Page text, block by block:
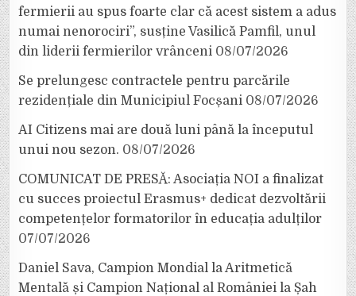
fermierii au spus foarte clar că acest sistem a adus
numai nenorociri”, susține Vasilică Pamfil, unul
din liderii fermierilor vrânceni 08/07/2026
Se prelungesc contractele pentru parcările
rezidențiale din Municipiul Focșani 08/07/2026
AI Citizens mai are două luni până la începutul
unui nou sezon. 08/07/2026
COMUNICAT DE PRESĂ: Asociația NOI a finalizat
cu succes proiectul Erasmus+ dedicat dezvoltării
competențelor formatorilor în educația adulților
07/07/2026
Daniel Sava, Campion Mondial la Aritmetică
Mentală și Campion Național al României la Șah